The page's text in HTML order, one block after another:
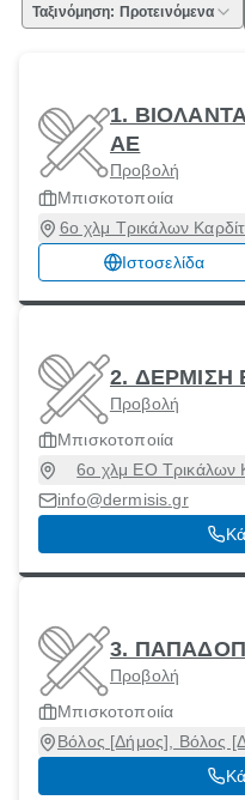
Ταξινόμηση: Προτεινόμενα
1.
ΑΕ
Προβολή
Μπισκοτοποιία
6ο χλμ Τρικάλων
Ιστοσελίδα
2. ΔΕΡΜΙΣΗ
Προβολή
Μπισκοτοποιία
6ο χλμ ΕΟ Τρικάλων
Μεγάλα
info@dermisis.gr
3.
Προβολή
Μπισκοτοποιία
Βόλος [Δήμος], Βόλος